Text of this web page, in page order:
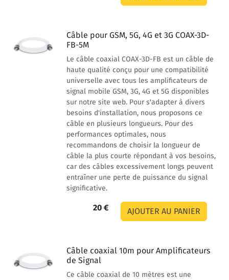
Câble pour GSM, 5G, 4G et 3G COAX-3D-
FB-5M
Le câble coaxial COAX-3D-FB est un câble de
haute qualité conçu pour une compatibilité
universelle avec tous les amplificateurs de
signal mobile GSM, 3G, 4G et 5G disponibles
sur notre site web. Pour s'adapter à divers
besoins d'installation, nous proposons ce
câble en plusieurs longueurs. Pour des
performances optimales, nous
recommandons de choisir la longueur de
câble la plus courte répondant à vos besoins,
car des câbles excessivement longs peuvent
entraîner une perte de puissance du signal
significative.
20 €
Câble coaxial 10m pour Amplificateurs
de Signal
Ce câble coaxial de 10 mètres est une